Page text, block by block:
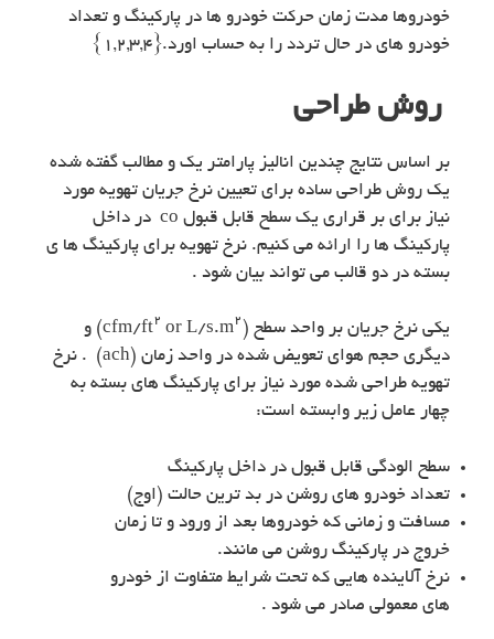
خودروها مدت زمان حرکت خودرو ها در پارکینگ و تعداد
خودرو های در حال تردد را به حساب اورد.{۱,۲,۳,۴}
روش طراحی
بر اساس نتایج چندین انالیز پارامتر یک و مطالب گفته شده
یک روش طراحی ساده برای تعیین نرخ جریان تهویه مورد
نیاز برای بر قراری یک سطح قابل قبول co در داخل
پارکینگ ها را ارائه می کنیم. نرخ تهویه برای پارکینگ ها ی
بسته در دو قالب می تواند بیان شود .
یکی نرخ جریان بر واحد سطح (cfm/ft ۲ or L/s.m۲
) و
دیگری حجم هوای تعویض شده در واحد زمان (ach) . نرخ
تهویه طراحی شده مورد نیاز برای پارکینگ های بسته به
چهار عامل زیر وابسته است:
سطح الودگی قابل قبول در داخل پارکینگ
تعداد خودرو های روشن در بد ترین حالت (اوج)
مسافت و زمانی که خودروها بعد از ورود و تا زمان
خروج در پارکینگ روشن می مانند.
نرخ آلاینده هایی که تحت شرایط متفاوت از خودرو
های معمولی صادر می شود .